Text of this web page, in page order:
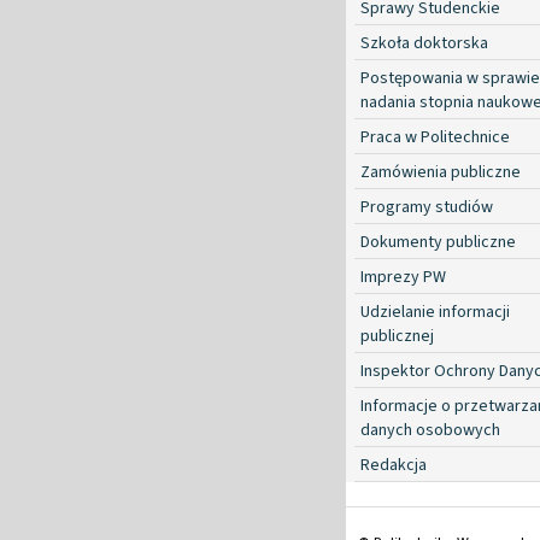
Sprawy Studenckie
Szkoła doktorska
Postępowania w sprawie
nadania stopnia
Praca w Politechnice
Zamówienia publiczne
Programy studiów
Dokumenty publiczne
Imprezy PW
Udzielanie informacji
publicznej
Inspektor Ochrony
Informacje o
danych osobowych
Redakcja